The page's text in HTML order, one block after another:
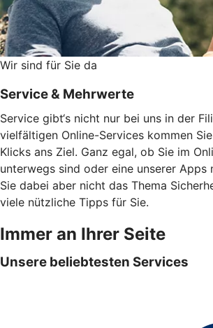
Wir sind für Sie da
Service & Mehrwerte
Service gibt‘s nicht nur bei uns in der
vielfältigen Online-Services kommen
Klicks ans Ziel. Ganz egal, ob Sie im
unterwegs sind oder eine unserer Apps
Sie dabei aber nicht das Thema
viele nützliche Tipps für Sie.
Immer an Ihrer Seite
Unsere beliebtesten Services